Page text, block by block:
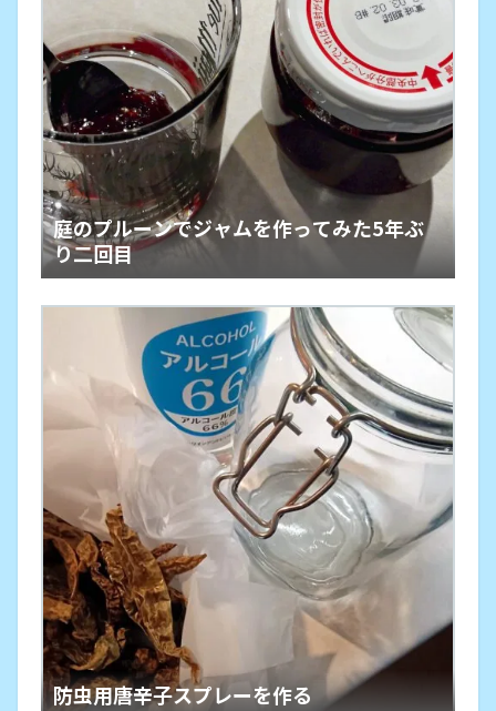
庭のプルーンでジャムを作ってみた5年ぶ
り二回目
防虫用唐辛子スプレーを作る